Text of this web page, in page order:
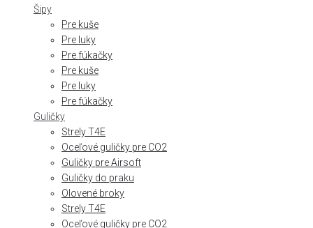
Šipy
Pre kuše
Pre luky
Pre fúkačky
Pre kuše
Pre luky
Pre fúkačky
Guličky
Strely T4E
Oceľové guličky pre CO2
Guličky pre Airsoft
Guličky do praku
Olovené broky
Strely T4E
Oceľové guličky pre CO2